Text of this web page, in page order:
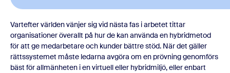
Vartefter världen vänjer sig vid nästa fas i arbetet tittar
organisationer överallt på hur de kan använda en hybridmetod
för att ge medarbetare och kunder bättre stöd. När det gäller
rättssystemet måste ledarna avgöra om en prövning genomförs
bäst för allmänheten i en virtuell eller hybridmiljö, eller enbart